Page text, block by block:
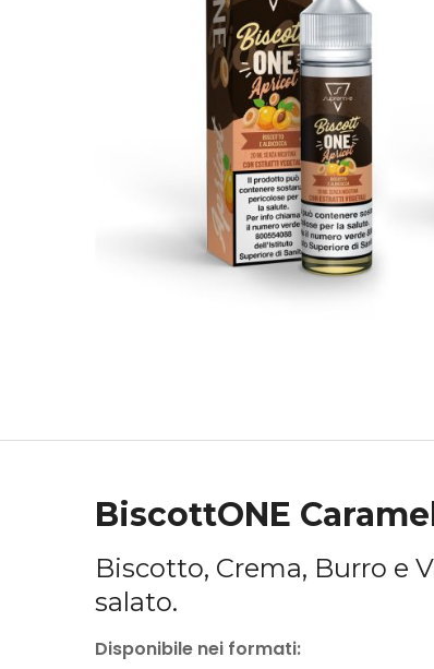
BiscottONE
Biscotto, Crema, Burro e
salato.
Disponibile nei formati: